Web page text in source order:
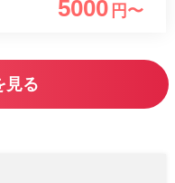
の飲み放題の追加もでき
5000 円〜
見る